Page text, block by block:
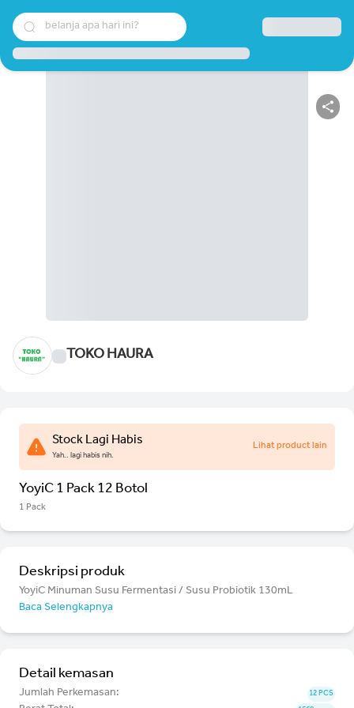
belanja apa hari ini?
TOKO HAURA
Stock Lagi Habis
Yah.. lagi habis nih.
Lihat product lain
YoyiC 1 Pack 12 Botol
1 Pack
Deskripsi produk
YoyiC Minuman Susu Fermentasi / Susu Probiotik 130mL
Baca Selengkapnya
Detail kemasan
Jumlah Perkemasan: 12 PCS